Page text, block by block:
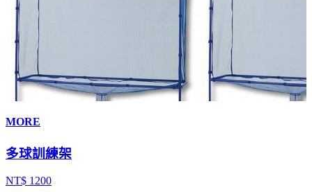
MORE
多球訓練架
NT$ 1200